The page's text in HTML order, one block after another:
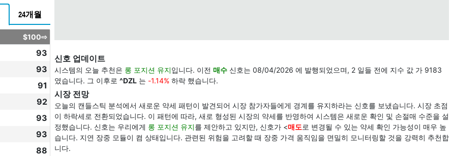
24개월
$100⇨
93
93
91
92
93
93
88
신호 업데이트
시스템의 오늘 추천은 롱 포지션 유지입니다. 이전 매수 신호는 08/04/2026 에 발행되었으며, 2 일들 전에 지수 값 가 9183
였습니다. 그 이후로 ^DZL 는 -1.14% 하락 했습니다.
시장 전망
오늘의 캔들스틱 분석에서 새로운 약세 패턴이 발견되어 시장 참가자들에게 경계를 유지하라는 신호를 보냈습니다. 시장 초점
이 하락세로 전환되었습니다. 이 패턴에 따라, 새로 형성된 시장의 약세를 반영하여 시스템은 새로운 확인 및 손절매 수준을 설
정했습니다. 신호는 우리에게 롱 포지션 유지를 제안하고 있지만, 신호가 <매도로 변경될 수 있는 약세 확인 가능성이 매우 높
습니다. 지연 장중 모듈이 켬 상태입니다. 관련된 위험을 고려할 때 장중 가격 움직임을 면밀히 모니터링할 것을 강력히 추천합
니다.